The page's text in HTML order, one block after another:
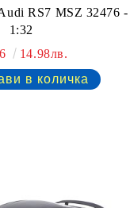
RS7 MSZ 32476 -
1:32
14.98лв.